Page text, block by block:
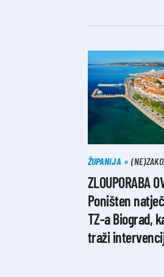
ŽUPANIJA
ZLOUPORABA
Poništen
TZ-a Biograd,
traži